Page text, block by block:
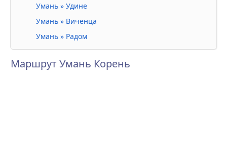
Умань » Удине
Умань » Виченца
Умань » Радом
Маршрут Умань Корень